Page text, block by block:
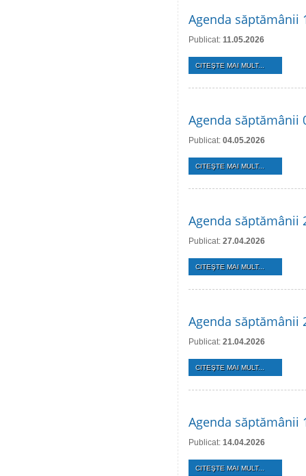
Agenda săptămânii
Publicat: 11.05.2026
CITEŞTE MAI MULT...
Agenda săptămânii
Publicat: 04.05.2026
CITEŞTE MAI MULT...
Agenda săptămânii
Publicat: 27.04.2026
CITEŞTE MAI MULT...
Agenda săptămânii
Publicat: 21.04.2026
CITEŞTE MAI MULT...
Agenda săptămânii
Publicat: 14.04.2026
CITEŞTE MAI MULT...